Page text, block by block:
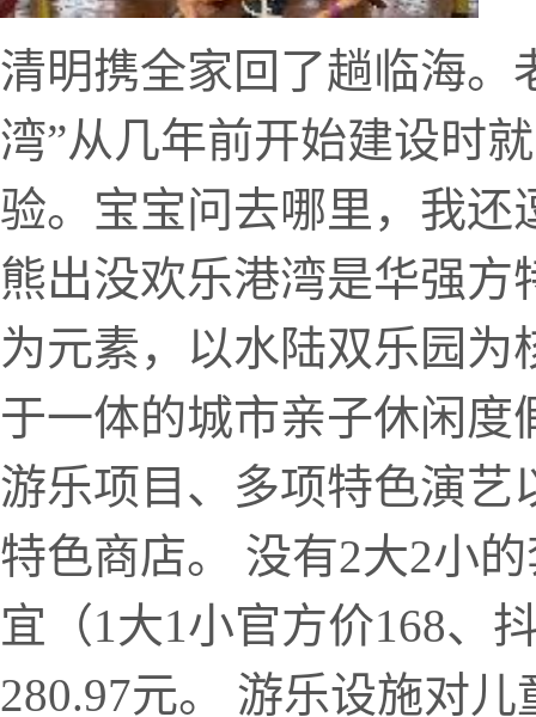
清明携全家回了趟临海。
湾”从几年前开始建设时
验。宝宝问去哪里，我还
熊出没欢乐港湾是华强方
为元素，以水陆双乐园为
于一体的城市亲子休闲
游乐项目、多项特色演艺
特色商店。 没有2大2小
宜（1大1小官方价168、
280.97元。 游乐设施对